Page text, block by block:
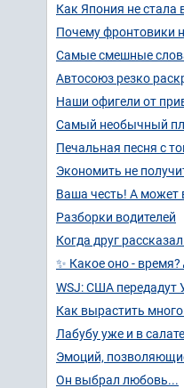
Как Япония не стала
Почему фронтовики
Самые смешные
Автосоюз резко
Наши офигели от
Самый необычный
Печальная песня с
Экономить не
Ваша честь! А может
Разборки водителей
Когда друг
✨ Какое оно - время?
WSJ: США передадут
Как вырастить
Лабубу уже и в салате
Эмоций,
Он выбрал любовь...